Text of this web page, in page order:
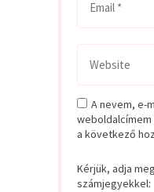
A nevem, e-
a következő
Kérjük, adja
számjegyekkel: